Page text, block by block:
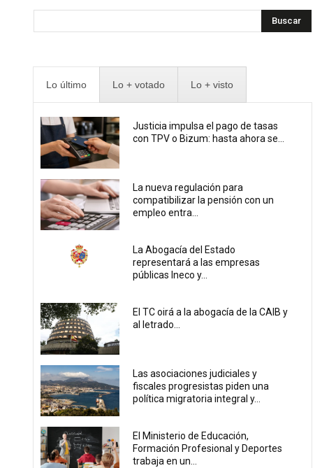
Buscar
Lo último Lo + votado Lo + visto
Justicia impulsa el pago de tasas
con TPV o Bizum: hasta ahora se...
La nueva regulación para
compatibilizar la pensión con un
empleo entra...
La Abogacía del Estado
representará a las empresas
públicas Ineco y...
El TC oirá a la abogacía de la CAIB y
al letrado...
Las asociaciones judiciales y
fiscales progresistas piden una
política migratoria integral y...
El Ministerio de Educación,
Formación Profesional y Deportes
trabaja en un...